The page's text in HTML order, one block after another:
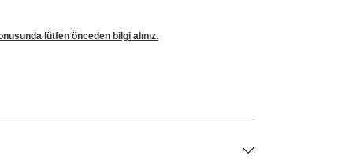
lütfen önceden bilgi alınız.